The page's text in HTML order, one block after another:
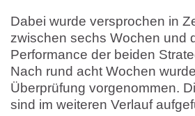
Dabei wurde versprochen in
zwischen sechs Wochen und
Performance der beiden
Nach rund acht Wochen
Überprüfung vorgenommen.
sind im weiteren Verlauf